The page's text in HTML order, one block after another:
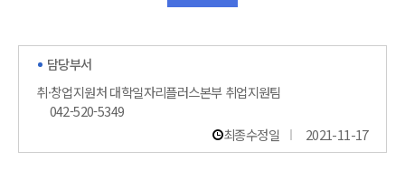
담당부서
취·창업지원처 대학일자리플러스본부 취업지원팀
042-520-5349
최종수정일
2021-11-17